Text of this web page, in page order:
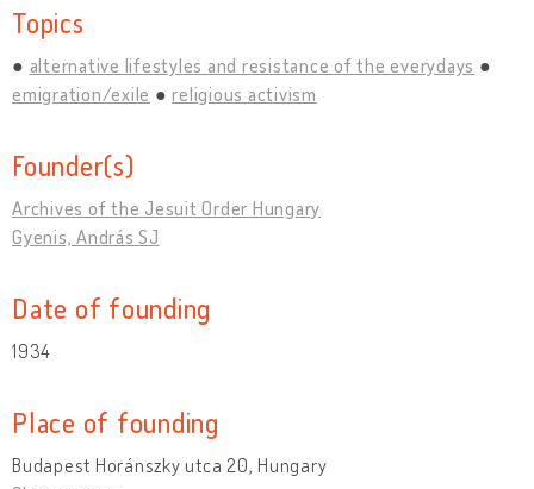
Topics
alternative lifestyles and resistance of the everydays
emigration/exile
religious activism
Founder(s)
Archives of the Jesuit Order Hungary
Gyenis, András SJ
Date of founding
1934
Place of founding
Budapest Horánszky utca 20, Hungary